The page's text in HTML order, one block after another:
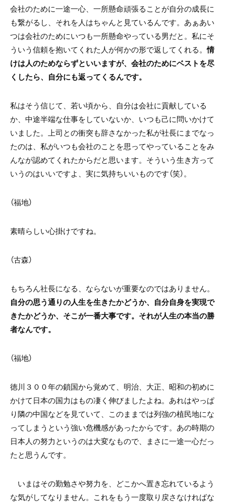
会社のために一途一心、一所懸命頑張ることが自分の成長に
も繋がるし、それを人はちゃんと見ているんです。あぁあい
つは会社のためにいつも一所懸命やっている男だと。私にそ
ういう信頼を抱いてくれた人が何かの形で返してくれる。情
けは人のためならずといいますが、会社のためにベストを尽
くしたら、自分にも返ってくるんです。
私はそう信じて、若い頃から、自分は会社に貢献している
か、中途半端な仕事をしていないか、いつも己に問いかけて
いました。上司との衝突も辞さなかった私が社長にまでなっ
たのは、私がいつも会社のことを思ってやっていることをみ
んなが認めてくれたからだと思います。そういう生き方って
いうのはいいですよ、実に気持ちいいものです（笑）。
（福地）
素晴らしい心掛けですね。
（古森）
もちろん社長になる、ならないが重要なのではありません。
自分の思う通りの人生を生きたかどうか、自分自身を実現で
きたかどうか、そこが一番大事です。それが人生の本当の勝
者なんです。
（福地）
徳川３００年の鎖国から覚めて、明治、大正、昭和の初めに
かけて日本の国力はもの凄く伸びましたよね。あれはやっぱ
り隣の中国などを見ていて、このままでは列強の植民地にな
ってしまうという強い危機感があったからです。あの時期の
日本人の努力というのは大変なもので、まさに一途一心だっ
たと思うんです。
いまはその勤勉さや努力を、どこかへ置き忘れているよう
な気がしてなりません。これをもう一度取り戻さなければな